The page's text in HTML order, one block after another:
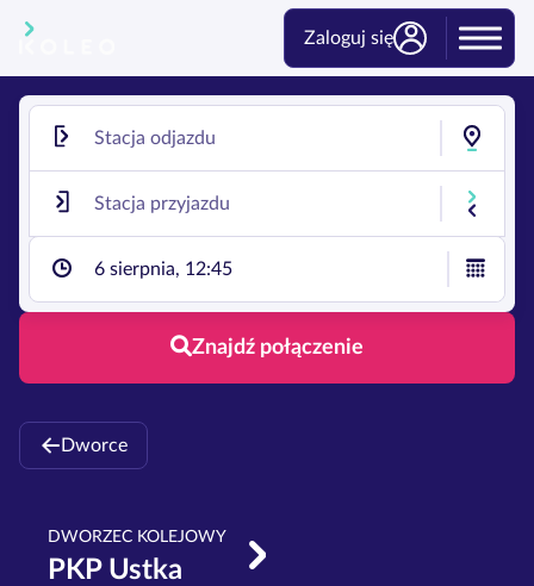
Zaloguj się
6 sierpnia, 12:45
Znajdź połączenie
Dworce
DWORZEC KOLEJOWY
PKP Ustka